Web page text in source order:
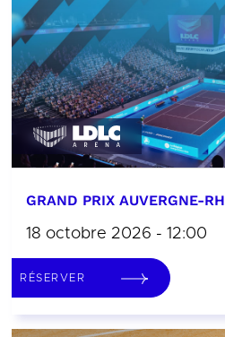
GRAND PRIX AUVERGNE-
18 octobre 2026 - 12:00
RÉSERVER